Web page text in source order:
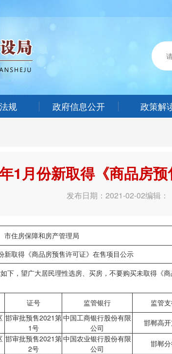
规 政府信息公开 政策解
1月份新取得《商品房
发布日期：2021-02-02编辑：
市住房保障和房产管理局
取得《商品房预售许可证》在售项目公示
下，望广大居民理性选房、买房，不要购买未取得《
证号 监管银行 监管
邯审批预售2021第
1号
中国工商银行股份有限
公司
邯郸高
邯审批预售2021第
2号
中国农业银行股份有限
公司
邯郸